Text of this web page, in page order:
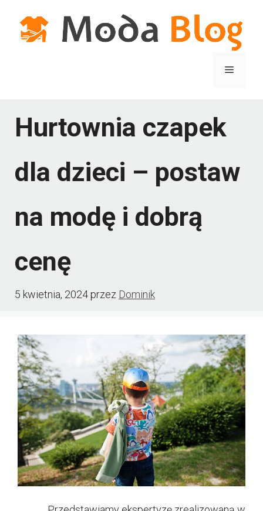
Menu
Hurtownia czapek
dla dzieci – postaw
na modę i dobrą
cenę
5 kwietnia, 2024przez Dominik